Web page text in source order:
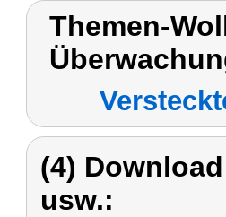
Themen-
(4)
usw.: